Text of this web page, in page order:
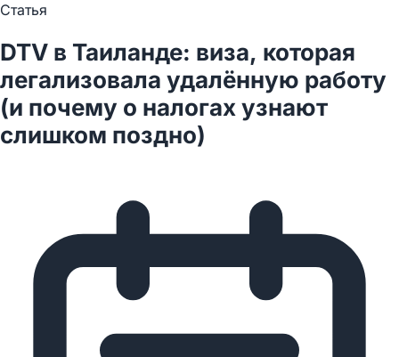
Статья
DTV в Таиланде: виза, которая
легализовала удалённую работу
(и почему о налогах узнают
слишком поздно)